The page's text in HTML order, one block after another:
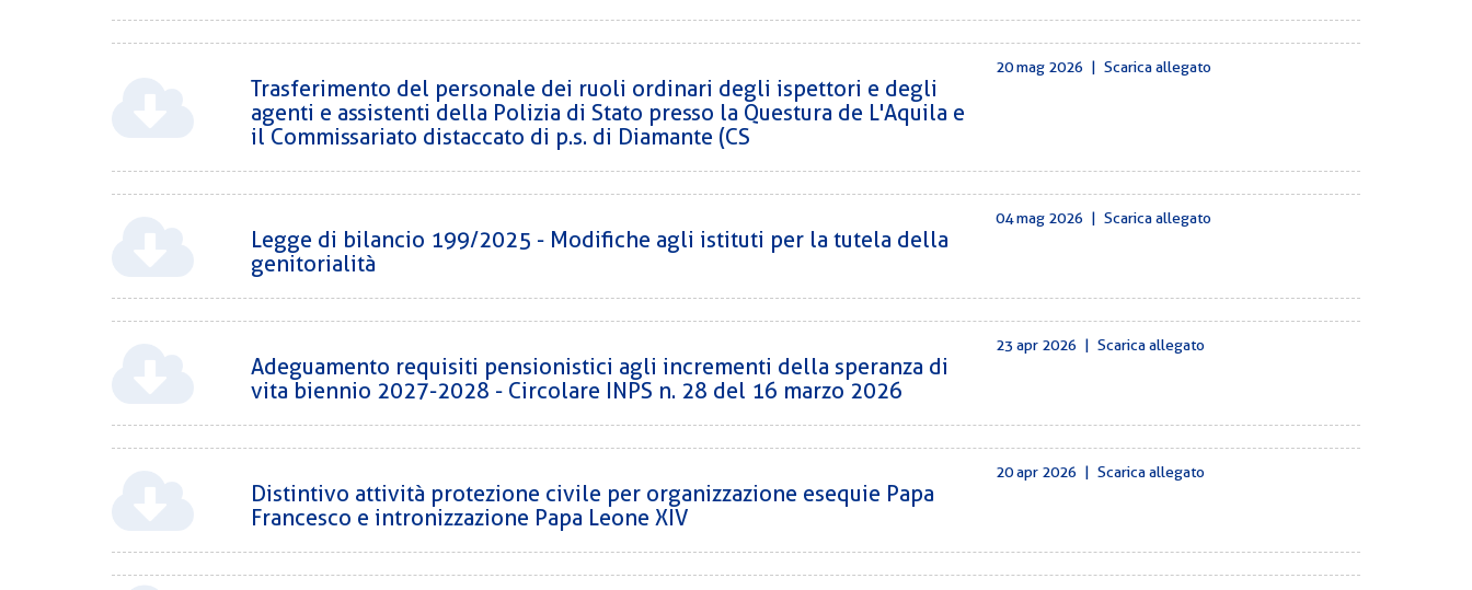
Trasferimento del personale dei ruoli ordinari degli ispettori e degli
agenti e assistenti della Polizia di Stato presso la Questura de L'Aquila e
il Commissariato distaccato di p.s. di Diamante (CS
20 mag 2026 | Scarica allegato
Legge di bilancio 199/2025 - Modifiche agli istituti per la tutela della
genitorialità
04 mag 2026 | Scarica allegato
Adeguamento requisiti pensionistici agli incrementi della speranza di
vita biennio 2027-2028 - Circolare INPS n. 28 del 16 marzo 2026
23 apr 2026 | Scarica allegato
Distintivo attività protezione civile per organizzazione esequie Papa
Francesco e intronizzazione Papa Leone XIV
20 apr 2026 | Scarica allegato